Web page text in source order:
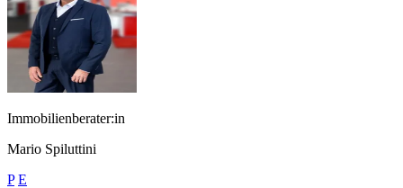
Immobilienberater:in
Mario Spiluttini
P E